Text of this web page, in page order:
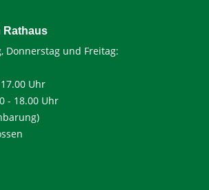
Rathaus
Donnerstag und Freitag:
Uhr
- 18.00 Uhr